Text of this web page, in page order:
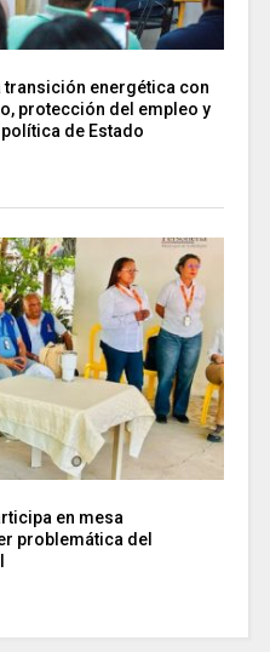
transición energética con
protección del empleo y
de Estado
en mesa
problemática del